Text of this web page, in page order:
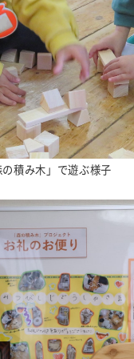
の積み木」で遊ぶ様子